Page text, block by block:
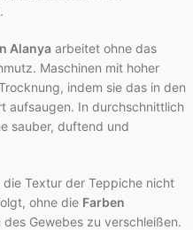
Alanya arbeitet ohne das
Maschinen mit hoher
indem sie das in den
aufsaugen. In durchschnittlich
sauber, duftend und
Textur der Teppiche nicht
ohne die Farben
Gewebes zu verschleißen.